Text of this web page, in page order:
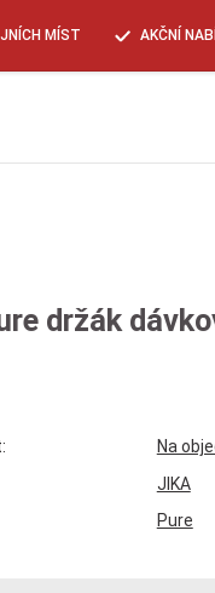
MÍST AKČNÍ
držák
Na
JIKA
Pure